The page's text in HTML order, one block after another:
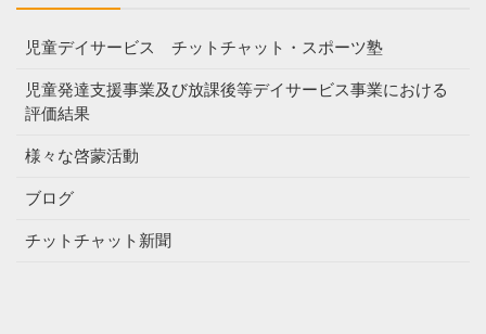
児童デイサービス チットチャット・スポーツ塾
児童発達支援事業及び放課後等デイサービス事業における
評価結果
様々な啓蒙活動
ブログ
チットチャット新聞